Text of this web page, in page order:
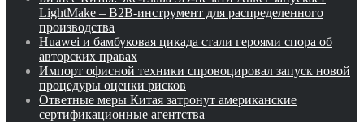
LightMake – B2B-инструмент для распределенного
производства
Huawei и бамбуковая цикада стали героями спора об
авторских правах
Импорт офисной техники спровоцировал запуск новой
процедуры оценки рисков
Ответные меры Китая затронут американские
сертификационные агентства